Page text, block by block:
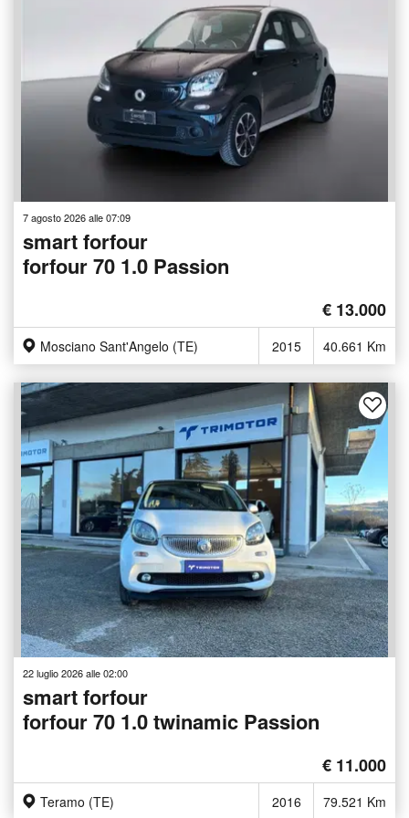
7 agosto 2026 alle 07:09
smart forfour
forfour 70 1.0 Passion
€ 13.000
Mosciano Sant'Angelo (TE) 2015 40.661 Km
22 luglio 2026 alle 02:00
smart forfour
forfour 70 1.0 twinamic Passion
€ 11.000
Teramo (TE) 2016 79.521 Km